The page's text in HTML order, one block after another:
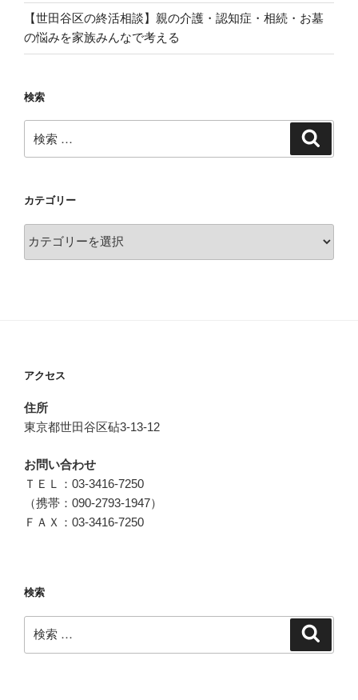
【世田谷区の終活相談】親の介護・認知症・相続・お墓
の悩みを家族みんなで考える
検索
索:
カテゴリー
アクセス
住所
東京都世田谷区砧3-13-12
お問い合わせ
ＴＥＬ：03-3416-7250
（携帯：090-2793-1947）
ＦＡＸ：03-3416-7250
検索
検
索: